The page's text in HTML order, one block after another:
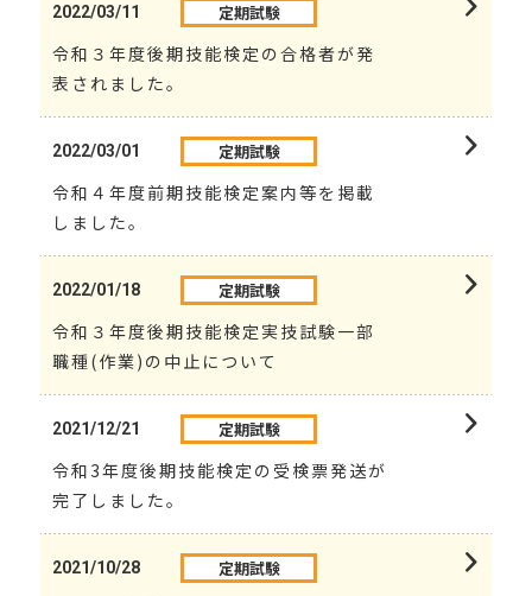
2022/03/11 定期試験
令和３年度後期技能検定の合格者が発
表されました。
2022/03/01 定期試験
令和４年度前期技能検定案内等を掲載
しました。
2022/01/18 定期試験
令和３年度後期技能検定実技試験一部
職種(作業)の中止について
2021/12/21 定期試験
令和3年度後期技能検定の受検票発送が
完了しました。
2021/10/28 定期試験